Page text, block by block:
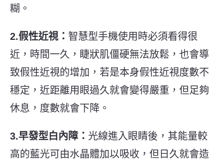
糊。
2.假性近視： 智慧型手機使用時必須看得很
近，時間一久 ， 睫狀肌僵硬無法放鬆，也會導
致假性近視的增加，若是本身假性近視度數不
穩定，近距離用眼過久就會變得嚴重，但足夠
休息，度數就會下降。
3.早發型白內障： 光線進入眼睛後，其能量較
高的藍光可由水晶體加以吸收，但日久就會造